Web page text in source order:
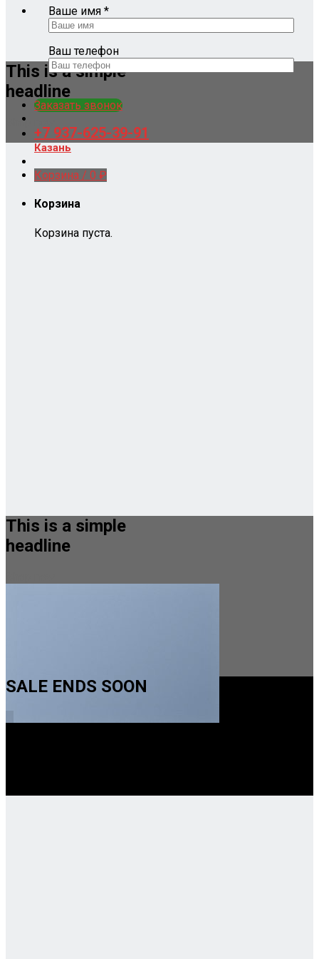
Ваше имя *
Ваш телефон
Заказать звонок
+7 937-625-39-91
Казань
Корзина / 0 ₽
Корзина
Корзина пуста.
This is a simple
headline
Shop now
This is a simple
headline
SALE ENDS SOON